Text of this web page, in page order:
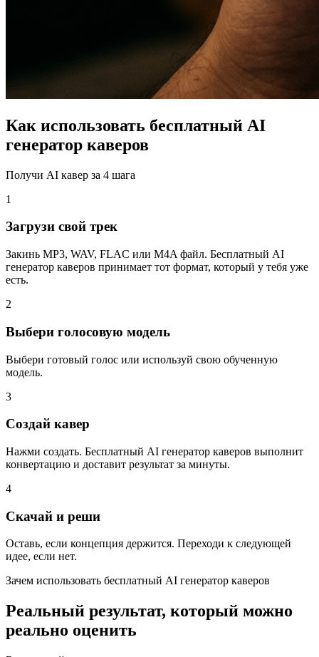
Как использовать бесплатный AI
генератор каверов
Получи AI кавер за 4 шага
1
Загрузи свой трек
Закинь MP3, WAV, FLAC или M4A файл. Бесплатный AI
генератор каверов принимает тот формат, который у тебя уже
есть.
2
Выбери голосовую модель
Выбери готовый голос или используй свою обученную
модель.
3
Создай кавер
Нажми создать. Бесплатный AI генератор каверов выполнит
конвертацию и доставит результат за минуты.
4
Скачай и реши
Оставь, если концепция держится. Переходи к следующей
идее, если нет.
Зачем использовать бесплатный AI генератор каверов
Реальный результат, который можно
реально оценить